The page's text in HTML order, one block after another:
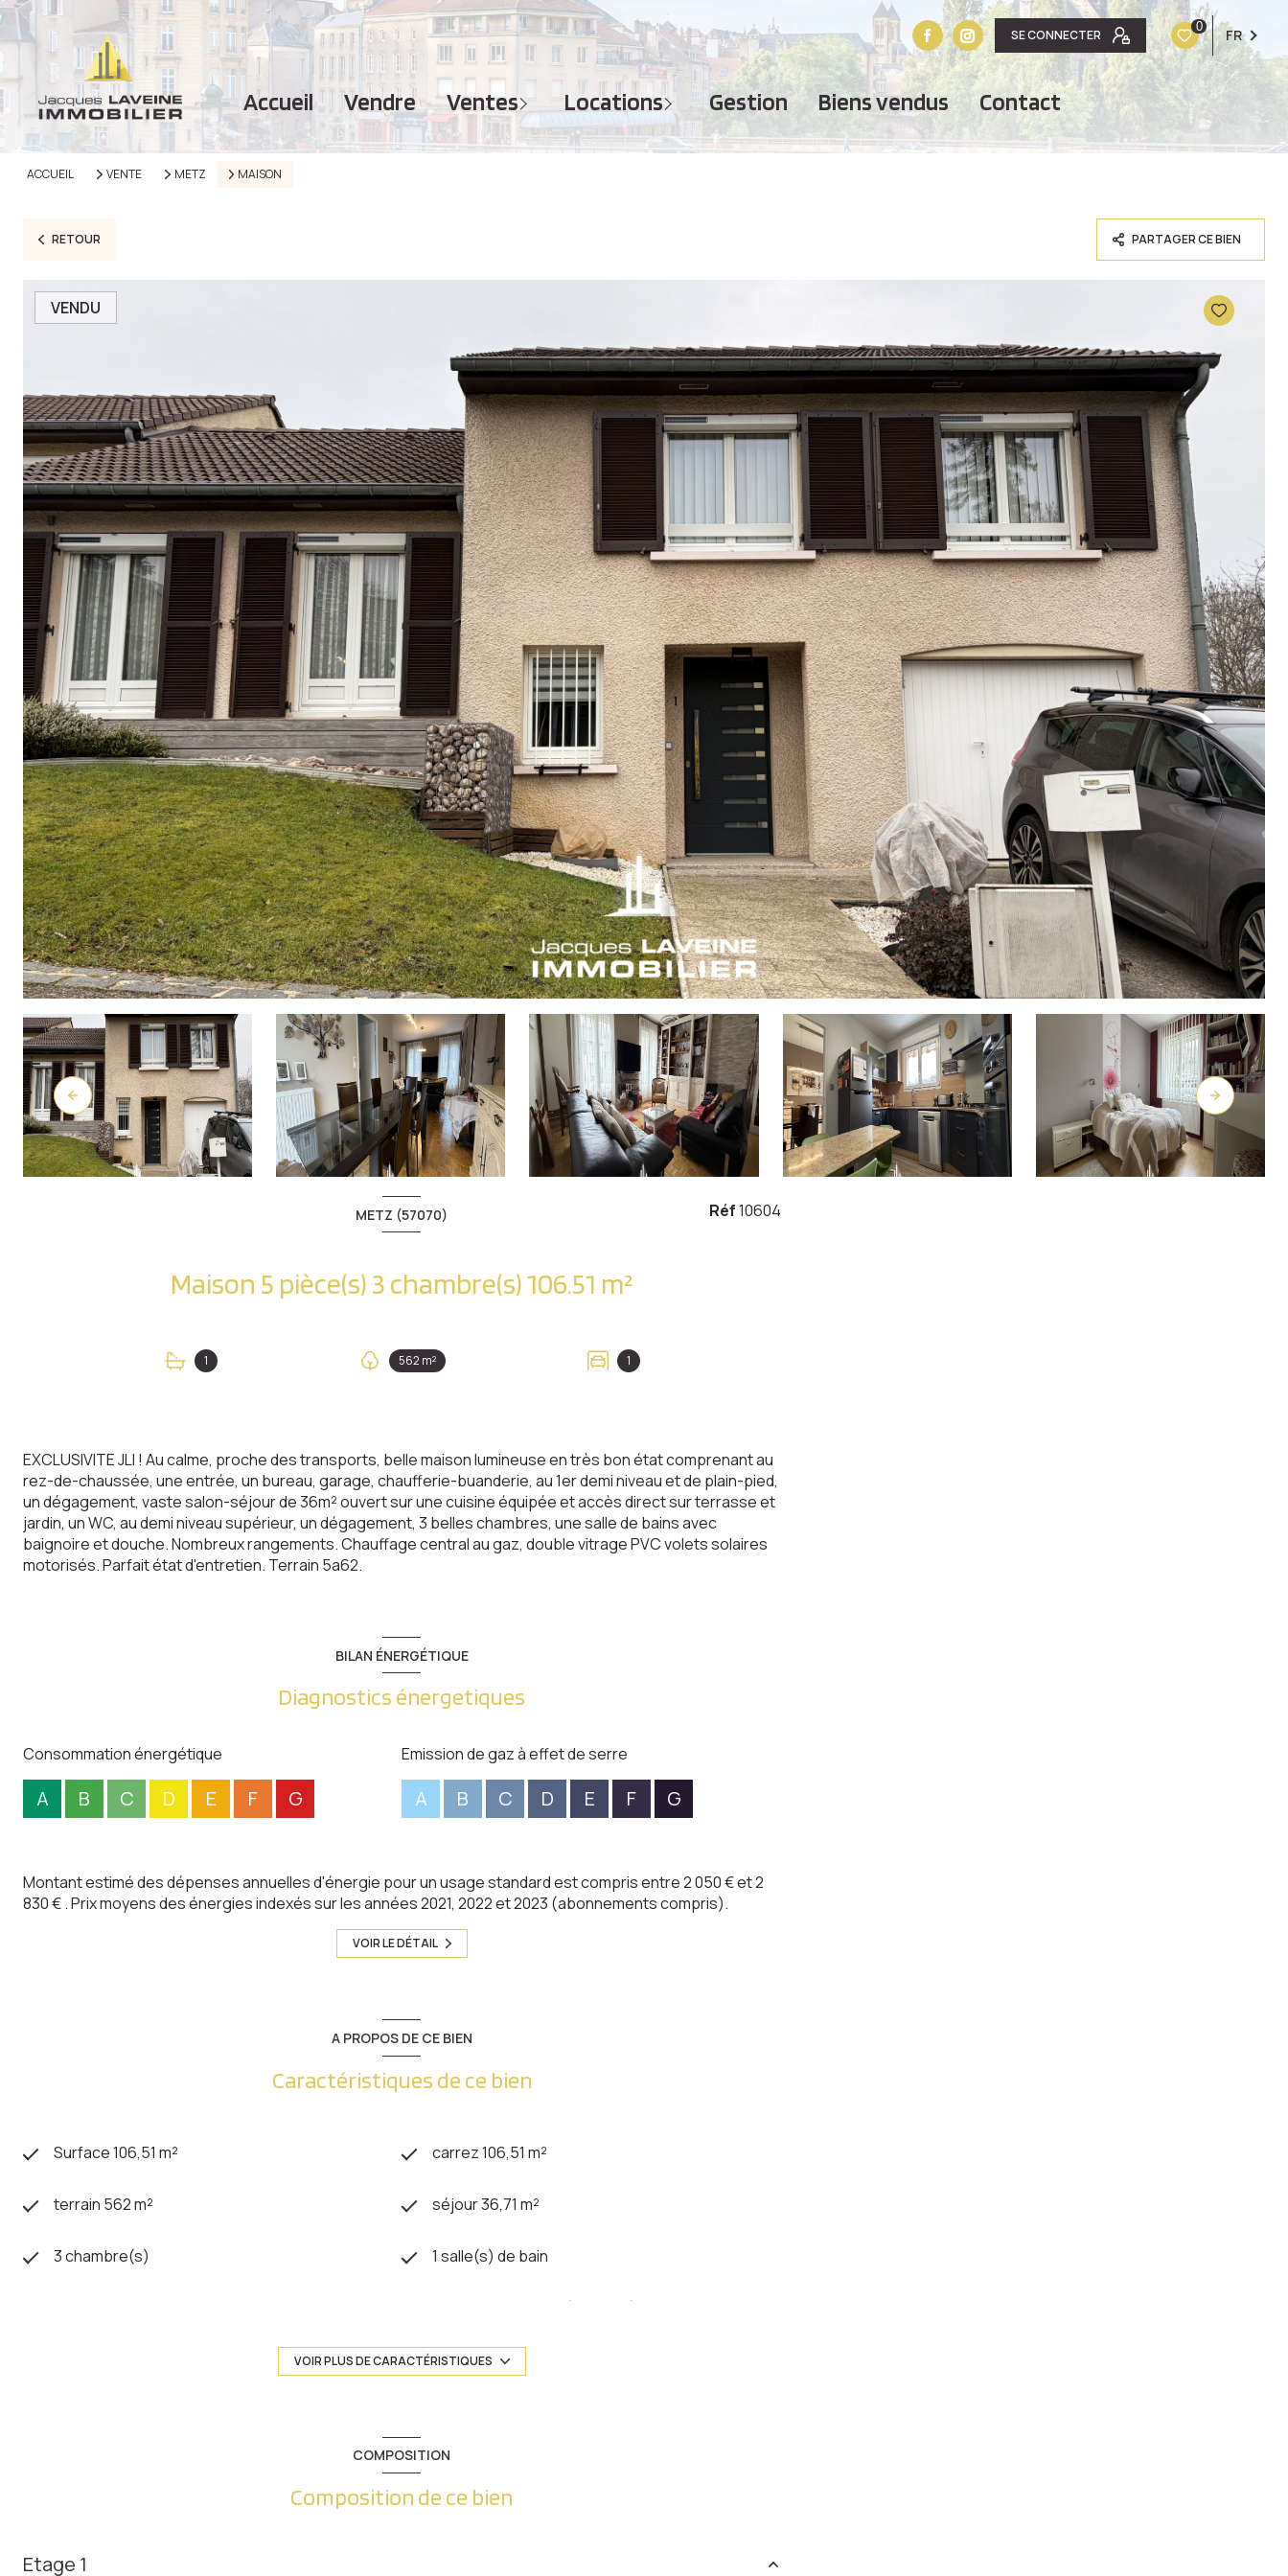
SE CONNECTER
0 FR
accueil vendre ventes
MAISONS
APPARTEMENTS
TERRAINS
IMMEUBLES
GARAGES - PARKINGS
locations
APPARTEMENTS
TERRAINS
IMMEUBLES
GARAGES - PARKINGS
gestion biens vendus contact
ACCUEIL VENTE METZ MAISON
RETOUR PARTAGER CE BIEN
VENDU
METZ (57070)
Maison 5 pièce(s) 3 chambre(s) 106.51 m²
1 562 m² 1
Réf10604
EXCLUSIVITE JLI ! Au calme, proche des transports, belle maison lumineuse en très bon état comprenant au
rez-de-chaussée, une entrée, un bureau, garage, chaufferie-buanderie, au 1er demi niveau et de plain-pied,
un dégagement, vaste salon-séjour de 36m² ouvert sur une cuisine équipée et accès direct sur terrasse et
jardin, un WC, au demi niveau supérieur, un dégagement, 3 belles chambres, une salle de bains avec
baignoire et douche. Nombreux rangements. Chauffage central au gaz, double vitrage PVC volets solaires
motorisés. Parfait état d'entretien. Terrain 5a62.
BILAN ÉNERGÉTIQUE
Diagnostics énergetiques
Consommation énergétique
A B C D E F G
Emission de gaz à effet de serre
A B C D E F G
Montant estimé des dépenses annuelles d'énergie pour un usage standard est compris entre 2 050 € et 2
830 € . Prix moyens des énergies indexés sur les années 2021, 2022 et 2023 (abonnements compris).
VOIR LE DÉTAIL
A PROPOS DE CE BIEN
Caractéristiques de ce bien
Surface 106,51 m² carrez 106,51 m²
terrain 562 m² séjour 36,71 m²
3 chambre(s) 1 salle(s) de bain
cuisine américaine (équipée)
Chauffage central : chaudière (gaz) 1 garage(s)
terrasse
VOIR PLUS DE CARACTÉRISTIQUES
COMPOSITION
Composition de ce bien
Etage 1